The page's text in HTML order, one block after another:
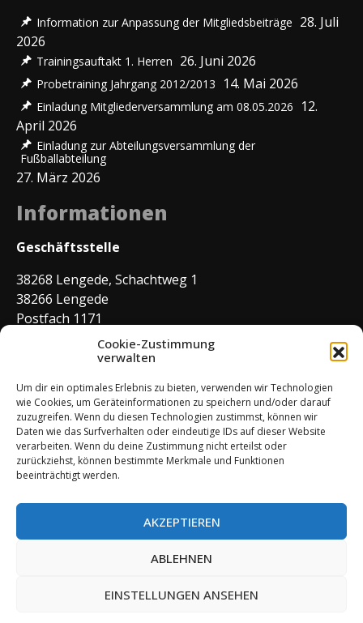
Cookie-Zustimmung
verwalten
Um dir ein optimales Erlebnis zu bieten, verwenden wir Technologien
wie Cookies, um Geräteinformationen zu speichern und/oder darauf
zuzugreifen. Wenn du diesen Technologien zustimmst, können wir
Daten wie das Surfverhalten oder eindeutige IDs auf dieser Website
verarbeiten. Wenn du deine Zustimmung nicht erteilst oder
zurückziehst, können bestimmte Merkmale und Funktionen
beeinträchtigt werden.
AKZEPTIEREN
ABLEHNEN
EINSTELLUNGEN ANSEHEN
Information zur Anpassung der Mitgliedsbeiträge 28. Juli
2026
Trainingsauftakt 1. Herren 26. Juni 2026
Probetraining Jahrgang 2012/2013 14. Mai 2026
Einladung Mitgliederversammlung am 08.05.2026
12.
April 2026
Einladung zur Abteilungsversammlung der
Fußballabteilung
27. März 2026
Informationen
Geschäftsstelle
38268 Lengede, Schachtweg 1
38266 Lengede
Postfach 1171
Tel. Büro 05344–7650
buero@sv-lengede.de
Geschäftszeiten
Montag: 09:00 – 11:00 Uhr
Donnerstag: 09:00 – 11:00 Uhr